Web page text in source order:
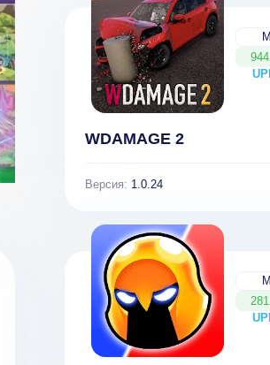
WDAMAGE 2
Версия: 1.0.24